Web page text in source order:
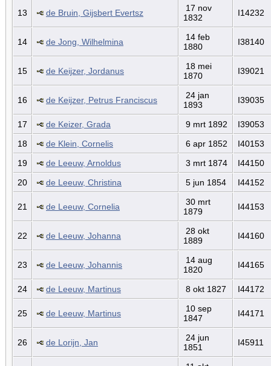
13 de Bruin, Gijsbert Evertsz
17 nov
1832
I14232
14 de Jong, Wilhelmina
14 feb
1880
I38140
15 de Keijzer, Jordanus
18 mei
1870
I39021
16 de Keijzer, Petrus Franciscus
24 jan
1893
I39035
17 de Keizer, Grada 9 mrt 1892
I39053
18
de Klein, Cornelis 6 apr 1852
I40153
19
de Leeuw, Arnoldus 3 mrt 1874
I44150
20
de Leeuw, Christina 5 jun 1854 I44152
21 de Leeuw, Cornelia
30 mrt
1879
I44153
22 de Leeuw, Johanna
28 okt
1889
I44160
23 de Leeuw, Johannis
14 aug
1820
I44165
24 de Leeuw, Martinus 8 okt 1827 I44172
25 de Leeuw, Martinus
10 sep
1847
I44171
26 de Lorijn, Jan
24 jun
1851
I45911